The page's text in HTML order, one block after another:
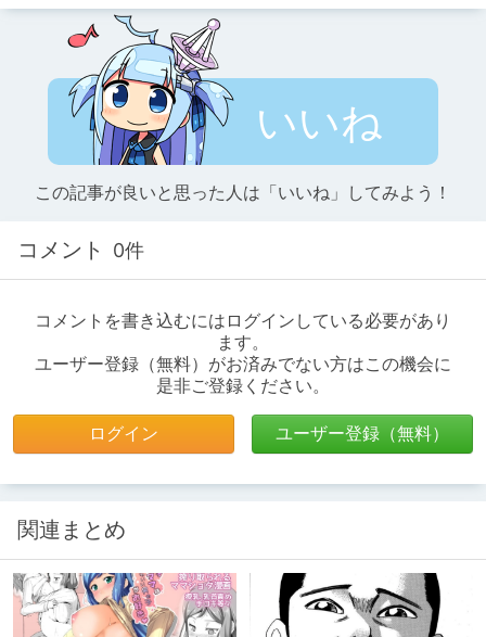
いいね
この記事が良いと思った人は「いいね」してみよう！
コメント 0件
コメントを書き込むにはログインしている必要があり
ます。
ユーザー登録（無料）がお済みでない方はこの機会に
是非ご登録ください。
ログイン ユーザー登録（無料）
関連まとめ